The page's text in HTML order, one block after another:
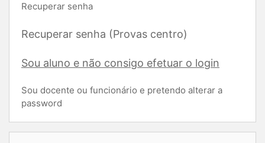
Recuperar senha
Recuperar senha (Provas centro)
Sou aluno e não consigo efetuar o login
Sou docente ou funcionário e pretendo alterar a
password